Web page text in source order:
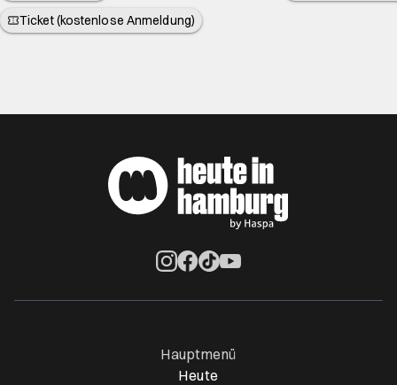
Ticket (kostenlose Anmeldung)
Hauptmenü
Heute